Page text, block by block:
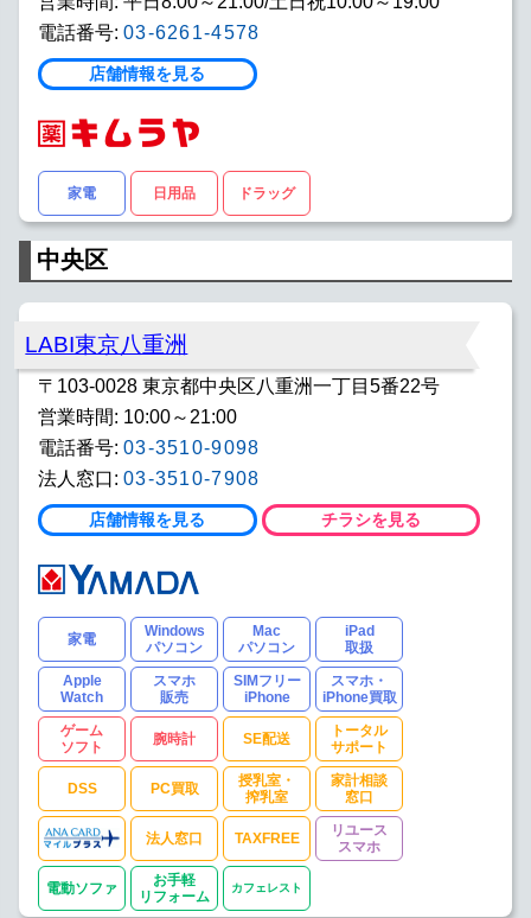
電話番号: 03-6261-4578
店舗情報を見る
家電 日用品 ドラッグ
中央区
LABI東京八重洲
〒103-0028 東京都中央区八重洲一丁目5番22号
営業時間: 10:00～21:00
電話番号: 03-3510-9098
法人窓口: 03-3510-7908
店舗情報を見る チラシを見る
家電
Windows
パソコン
Mac
パソコン
iPad
取扱
Apple
Watch
スマホ
販売
SIMフリー
iPhone
スマホ・
iPhone買取
ゲーム
ソフト
腕時計 SE配送
トータル
サポート
DSS PC買取
授乳室・
搾乳室
家計相談
窓口
法人窓口 TAXFREE
リユース
スマホ
電動ソファ
お手軽
リフォーム
カフェレスト